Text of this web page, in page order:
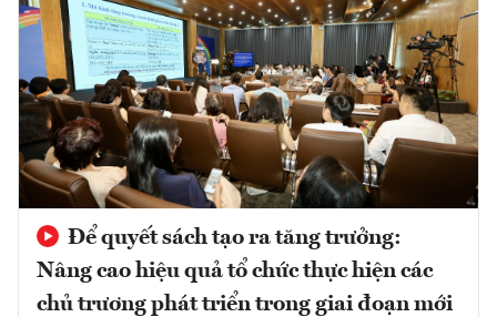
Để quyết sách tạo ra tăng trưởng:
Nâng cao hiệu quả tổ chức thực hiện các
chủ trương phát triển trong giai đoạn mới